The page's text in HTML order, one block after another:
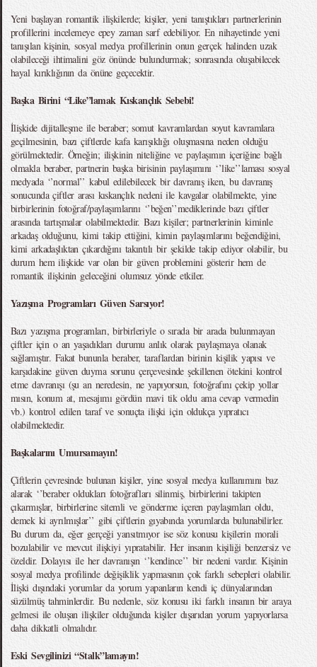
Yeni başlayan romantik ilişkilerde; kişiler, yeni tanıştıkları partnerlerinin
profillerini incelemeye epey zaman sarf edebiliyor. En nihayetinde yeni
tanışılan kişinin, sosyal medya profillerinin onun gerçek halinden uzak
olabileceği ihtimalini göz önünde bulundurmak; sonrasında oluşabilecek
hayal kırıklığının da önüne geçecektir.
Başka Birini “Like”lamak Kıskançlık Sebebi!
İlişkide dijitalleşme ile beraber; somut kavramlardan soyut kavramlara
geçilmesinin, bazı çiftlerde kafa karışıklığı oluşmasına neden olduğu
görülmektedir. Örneğin; ilişkinin niteliğine ve paylaşımın içeriğine bağlı
olmakla beraber, partnerin başka birisinin paylaşımını ‘’like’’laması sosyal
medyada ‘’normal’’ kabul edilebilecek bir davranış iken, bu davranış
sonucunda çiftler arası kıskançlık nedeni ile kavgalar olabilmekte, yine
birbirlerinin fotoğraf/paylaşımlarını ‘’beğen’’mediklerinde bazı çiftler
arasında tartışmalar olabilmektedir. Bazı kişiler; partnerlerinin kiminle
arkadaş olduğunu, kimi takip ettiğini, kimin paylaşımlarını beğendiğini,
kimi arkadaşlıktan çıkardığını takıntılı bir şekilde takip ediyor olabilir, bu
durum hem ilişkide var olan bir güven problemini gösterir hem de
romantik ilişkinin geleceğini olumsuz yönde etkiler.
Yazışma Programları Güven Sarsıyor!
Bazı yazışma programları, birbirleriyle o sırada bir arada bulunmayan
çiftler için o an yaşadıkları durumu anlık olarak paylaşmaya olanak
sağlamıştır. Fakat bununla beraber, taraflardan birinin kişilik yapısı ve
karşıdakine güven duyma sorunu çerçevesinde şekillenen ötekini kontrol
etme davranışı (şu an neredesin, ne yapıyorsun, fotoğrafını çekip yollar
mısın, konum at, mesajımı gördün mavi tik oldu ama cevap vermedin
vb.) kontrol edilen taraf ve sonuçta ilişki için oldukça yıpratıcı
olabilmektedir.
Başkalarını Umursamayın!
Çiftlerin çevresinde bulunan kişiler, yine sosyal medya kullanımını baz
alarak ‘’beraber oldukları fotoğrafları silinmiş, birbirlerini takipten
çıkarmışlar, birbirlerine sitemli ve gönderme içeren paylaşımları oldu,
demek ki ayrılmışlar’’ gibi çiftlerin gıyabında yorumlarda bulunabilirler.
Bu durum da, eğer gerçeği yansıtmıyor ise söz konusu kişilerin morali
bozulabilir ve mevcut ilişkiyi yıpratabilir. Her insanın kişiliği benzersiz ve
özeldir. Dolayısı ile her davranışın ‘’kendince’’ bir nedeni vardır. Kişinin
sosyal medya profilinde değişiklik yapmasının çok farklı sebepleri olabilir.
İlişki dışındaki yorumlar da yorum yapanların kendi iç dünyalarından
süzülmüş tahminlerdir. Bu nedenle, söz konusu iki farklı insanın bir araya
gelmesi ile oluşan ilişkiler olduğunda kişiler dışarıdan yorum yapıyorlarsa
daha dikkatli olmalıdır.
Eski Sevgilinizi “Stalk”lamayın!